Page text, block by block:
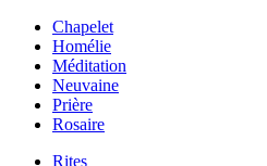
Chapelet
Homélie
Méditation
Neuvaine
Prière
Rosaire
Rites